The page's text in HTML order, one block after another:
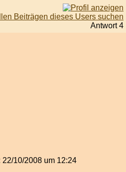
Antwort 4
10/2008 um 12:24